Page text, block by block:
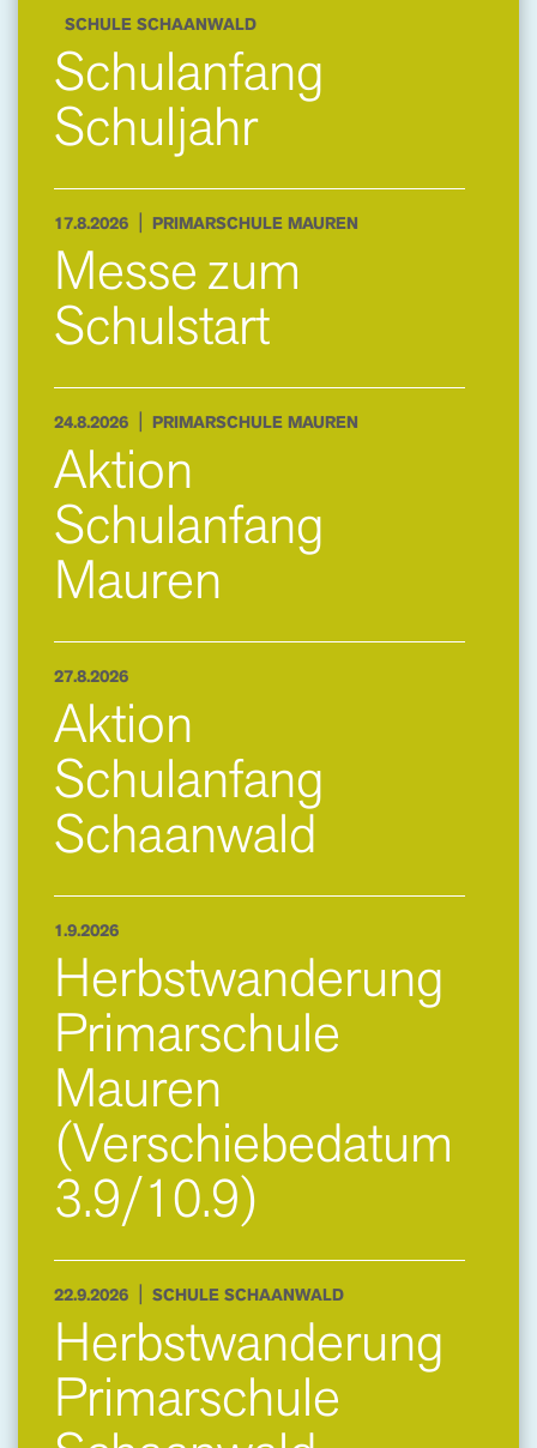
SCHULE SCHAANWALD
Schulanfang
Schuljahr
17.8.2026 | PRIMARSCHULE MAUREN
Messe zum
Schulstart
24.8.2026 | PRIMARSCHULE MAUREN
Aktion
Schulanfang
Mauren
27.8.2026
Aktion
Schulanfang
Schaanwald
1.9.2026
Herbstwanderung
Primarschule
Mauren
(Verschiebedatum
3.9/10.9)
22.9.2026 | SCHULE SCHAANWALD
Herbstwanderung
Primarschule